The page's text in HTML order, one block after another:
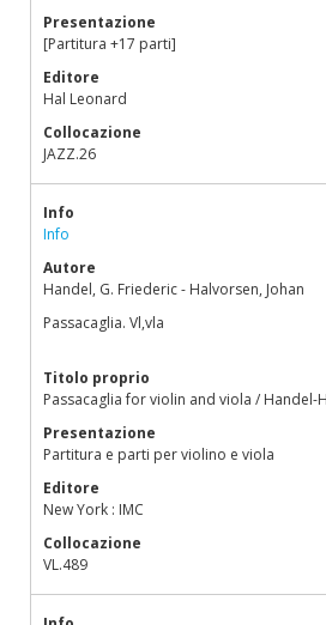
Presentazione
[Partitura +17 parti]
Editore
Hal Leonard
Collocazione
JAZZ.26
Info
Info
Autore
Handel, G. Friederic - Halvorsen, Johan
Passacaglia. Vl,vla
Titolo proprio
Passacaglia for violin and viola / Handel-
Presentazione
Partitura e parti per violino e viola
Editore
New York : IMC
Collocazione
VL.489